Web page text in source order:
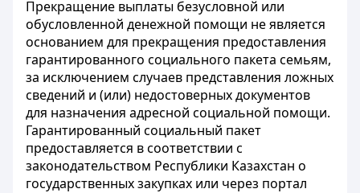
Прекращение выплаты безусловной или
обусловленной денежной помощи не является
основанием для прекращения предоставления
гарантированного социального пакета семьям,
за исключением случаев представления ложных
сведений и (или) недостоверных документов
для назначения адресной социальной помощи.
Гарантированный социальный пакет
предоставляется в соответствии с
законодательством Республики Казахстан о
государственных закупках или через портал